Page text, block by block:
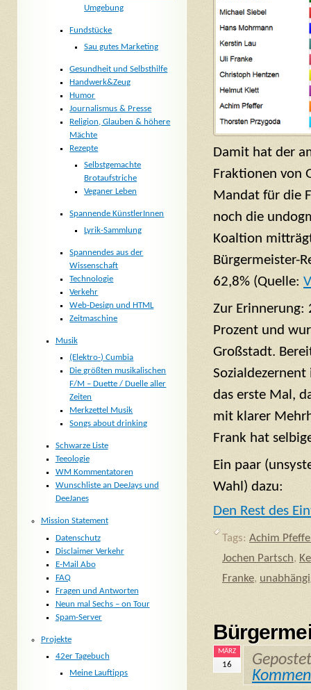
Damit hat der
Fraktionen von
Mandat für die
noch die
Koaltion
Bürgermeister-
62,8% (Quelle:
Zur Erinnerung:
Prozent und
Großstadt.
das erste Mal,
mit klarer
Frank hat
Ein paar
Wahl) dazu:
Den Rest des
Tags: Achim
Jochen Partsch,
Franke,
MÄRZ
16
Umgebung
Fundstücke
Sau gutes Marketing
Gesundheit und Selbsthilfe
Handwerk&Zeug
Humor
Journalismus & Presse
Religion, Glauben & höhere
Mächte
Rezepte
Selbstgemachte
Brotaufstriche
Veganer Leben
Spannende KünstlerInnen
Lyrik-Sammlung
Spannendes aus der
Wissenschaft
Technologie
Verkehr
Web-Design und HTML
Zeitmaschine
Musik
(Elektro-) Cumbia
Die größten musikalischen
F/M – Duette / Duelle aller
Zeiten
Merkzettel Musik
Songs about drinking
Schwarze Liste
Teeologie
WM Kommentatoren
Wunschliste an DeeJays und
DeeJanes
Mission Statement
Datenschutz
Disclaimer Verkehr
E-Mail Abo
FAQ
Fragen und Antworten
Neun mal Sechs – on Tour
Spam-Server
Projekte
42er Tagebuch
Meine Lauftipps